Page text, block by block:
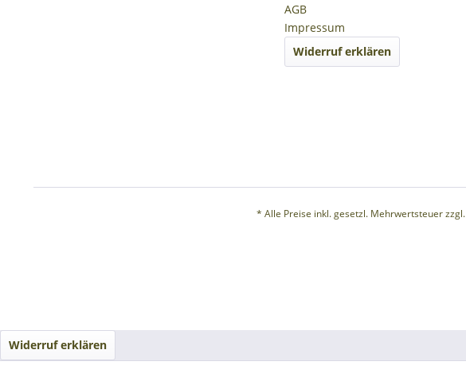
AGB
Impressum
Widerruf erklären
* Alle Preise inkl. gesetzl. Mehrwertsteuer zzgl.
Widerruf erklären